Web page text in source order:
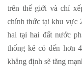
trên thế giới và chỉ
chính thức tại khu vực
hai tại hai đất nước
thống kê có đến hơn
khẳng định sẽ tăng